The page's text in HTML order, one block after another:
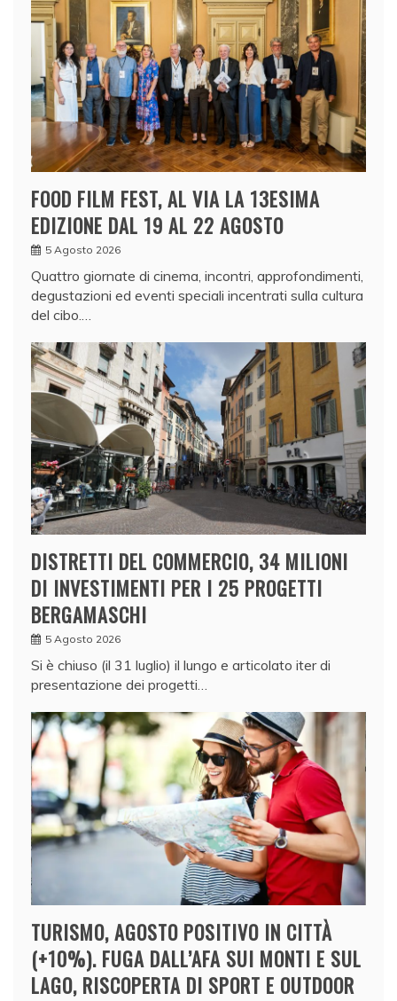
FOOD FILM FEST, AL VIA LA 13ESIMA
EDIZIONE DAL 19 AL 22 AGOSTO
5 Agosto 2026
Quattro giornate di cinema, incontri, approfondimenti,
degustazioni ed eventi speciali incentrati sulla cultura
del cibo.…
DISTRETTI DEL COMMERCIO, 34 MILIONI
DI INVESTIMENTI PER I 25 PROGETTI
BERGAMASCHI
5 Agosto 2026
Si è chiuso (il 31 luglio) il lungo e articolato iter di
presentazione dei progetti…
TURISMO, AGOSTO POSITIVO IN CITTÀ
(+10%). FUGA DALL’AFA SUI MONTI E SUL
LAGO, RISCOPERTA DI SPORT E OUTDOOR